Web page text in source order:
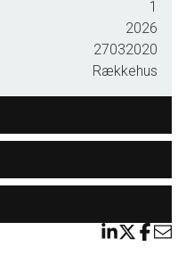
opføres fire rækkevillaer.
da du har mulighed for at have
skur
flytte ind uden bekymringer.
1
2026
27032020
Rækkehus